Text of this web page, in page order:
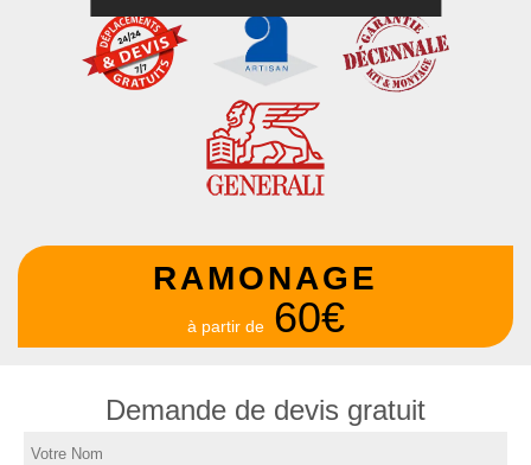
RAMONAGE
à partir de 60€
Demande de devis gratuit